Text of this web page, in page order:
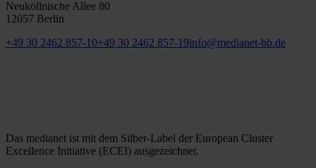
Neuköllnische Allee 80
12057 Berlin
+49 30 2462 857-10+49 30 2462 857-19info@medianet-bb.de
Das medianet ist mit dem Silber-Label der European Cluster
Excellence Initiative (ECEI) ausgezeichnet.